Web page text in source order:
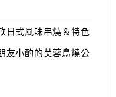
日式風味串燒＆特色
友小酌的芙蓉鳥燒公